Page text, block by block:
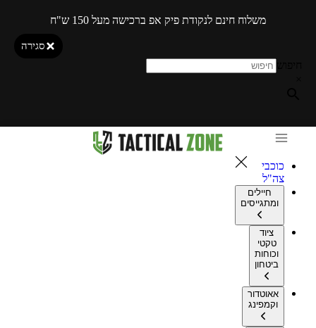
משלוח חינם לנקודת פיק אפ ברכישה מעל 150 ש"ח
סגירה
כוכבי
צה"ל
חיילים
ומתגייסים
ציוד
טקטי
וכוחות
ביטחון
אאוטדור
וקמפינג